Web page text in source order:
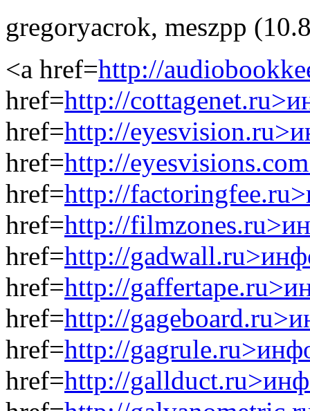
gregoryacrok, meszpp
<a href=http://
href=http://
href=http://
href=http://
href=http://
href=http://
href=http://
href=http://
href=http://
href=http://
href=http://